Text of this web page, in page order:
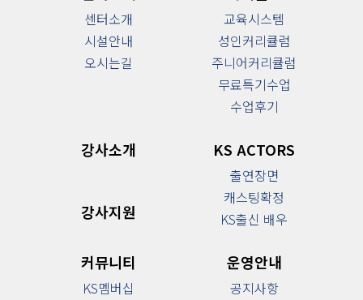
센터소개
시설안내
오시는길
교육시스템
성인커리큘럼
주니어커리큘럼
무료특기수업
수업후기
강사소개
강사지원
KS ACTORS
출연장면
캐스팅확정
KS출신 배우
커뮤니티
KS멤버십
운영안내
공지사항